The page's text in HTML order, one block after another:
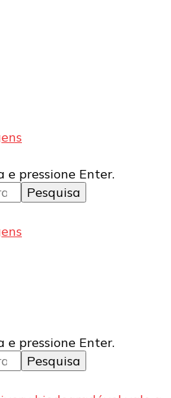
para pizzas,
seu comércio com a
conteúdos!
e pressione Enter.
embalagens para pizzas,
seu comércio com a
conteúdos!
e pressione Enter.